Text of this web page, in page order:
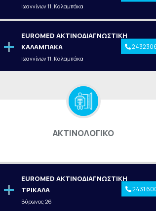
Ιωαννίνων 11, Καλαμπάκα
EUROMED ΑΚΤΙΝΟΔΙΑΓΝΩΣΤΙΚΗ
ΚΑΛΑΜΠΑΚΑ
Ιωαννίνων 11, Καλαμπάκα
ΑΚΤΙΝΟΛΟΓΙΚΟ
EUROMED ΑΚΤΙΝΟΔΙΑΓΝΩΣΤΙΚΗ
ΤΡΙΚΑΛΑ
Βύρωνος 26
2431